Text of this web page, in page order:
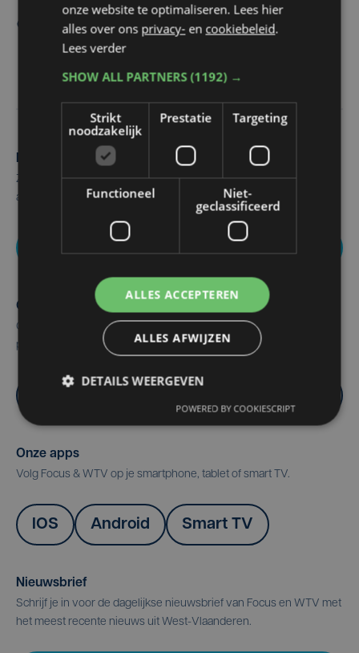
Maak zelf het nieuws
Zie of hoor je iets dat interessant is voor alle West-Vlamingen,
aarzel dan niet om ons te contacteren.
Over ons
Ontdek hier alle info over onze geschiedenis, redactie,
programma's en mogelijkheden om te adverteren.
Onze apps
Volg Focus & WTV op je smartphone, tablet of smart TV.
IOS Android Smart TV
Nieuwsbrief
Schrijf je in voor de dagelijkse nieuwsbrief van Focus en WTV met
het meest recente nieuws uit West-Vlaanderen.
onze website te optimaliseren. Lees hier
alles over ons privacy- en cookiebeleid.
Lees verder
SHOW ALL PARTNERS(1192) →
Strikt
noodzakelijk
Prestatie Targeting
Functioneel
Niet-
geclassificeerd
ALLES ACCEPTEREN
ALLES AFWIJZEN
DETAILS WEERGEVEN
POWERED BY COOKIESCRIPT